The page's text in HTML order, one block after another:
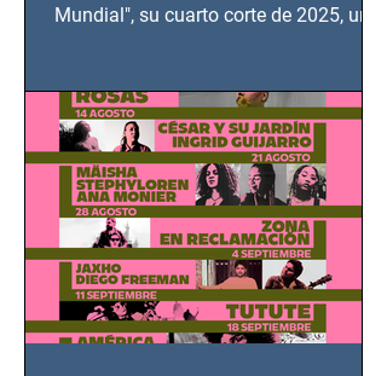
Mundial", su cuarto corte de 2025, un
bélicos.